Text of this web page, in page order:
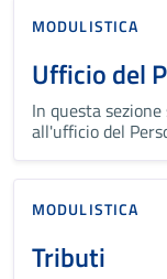
MODULISTICA
Ufficio del
In questa
all'ufficio del
MODULISTICA
Tributi